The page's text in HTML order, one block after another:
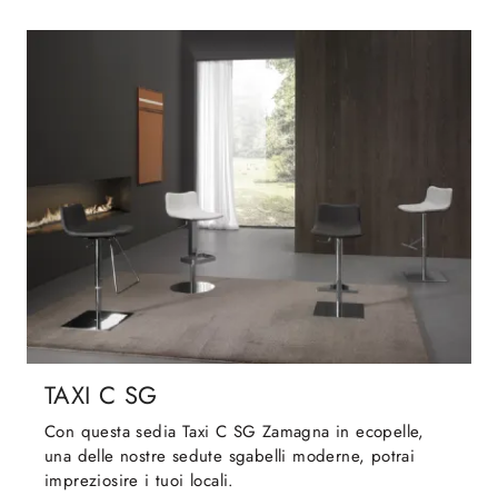
TAXI C SG
Con questa sedia Taxi C SG Zamagna in ecopelle,
una delle nostre sedute sgabelli moderne, potrai
impreziosire i tuoi locali.